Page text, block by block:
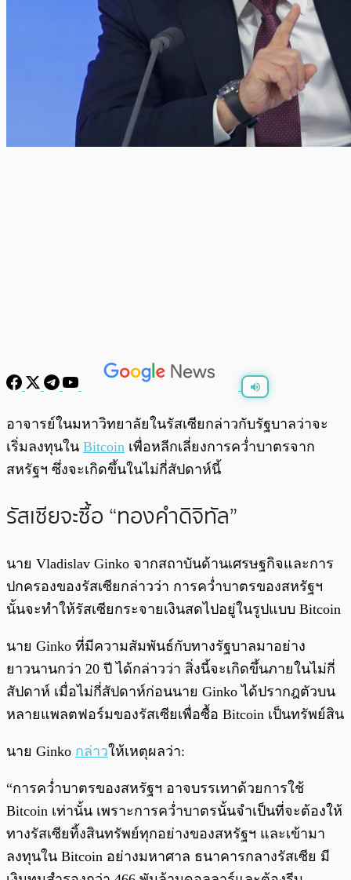
พร้อมเล่น 0:00
อาจารย์ในมหาวิทยาลัยในรัสเซียกล่าวกับรัฐบาลว่าจะ
เริ่มลงทุนใน Bitcoin เพื่อหลีกเลี่ยงการคว่ำบาตรจาก
สหรัฐฯ ซึ่งจะเกิดขึ้นในไม่กี่สัปดาห์นี้
รัสเซียจะซื้อ “ทองคำดิจิทัล”
นาย Vladislav Ginko จากสถาบันด้านเศรษฐกิจและการ
ปกครองของรัสเซียกล่าวว่า การคว่ำบาตรของสหรัฐฯ
นั้นจะทำให้รัสเซียกระจายเงินสดไปอยู่ในรูปแบบ Bitcoin
นาย Ginko ที่มีความสัมพันธ์กับทางรัฐบาลมาอย่าง
ยาวนานกว่า 20 ปี ได้กล่าวว่า สิ่งนี้จะเกิดขึ้นภายในไม่กี่
สัปดาห์ เมื่อไม่กี่สัปดาห์ก่อนนาย Ginko ได้ปรากฎตัวบน
หลายแพลตฟอร์มของรัสเซียเพื่อซื้อ Bitcoin เป็นทรัพย์สิน
นาย Ginko กล่าวให้เหตุผลว่า:
“การคว่ำบาตรของสหรัฐฯ อาจบรรเทาด้วยการใช้
Bitcoin เท่านั้น เพราะการคว่ำบาตรนั้นจำเป็นที่จะต้องให้
ทางรัสเซียทิ้งสินทรัพย์ทุกอย่างของสหรัฐฯ และเข้ามา
ลงทุนใน Bitcoin อย่างมหาศาล ธนาคารกลางรัสเซีย มี